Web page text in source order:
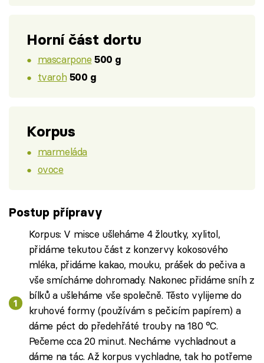
Horní část dortu
mascarpone 500 g
tvaroh 500 g
Korpus
marmeláda
ovoce
Postup přípravy
Korpus: V misce ušleháme 4 žloutky, xylitol,
přidáme tekutou část z konzervy kokosového
mléka, přidáme kakao, mouku, prášek do pečiva a
vše smícháme dohromady. Nakonec přidáme sníh z
bílků a ušleháme vše společně. Těsto vylijeme do
kruhové formy (používám s pečicím papírem) a
dáme péct do předehřáté trouby na 180 °C.
Pečeme cca 20 minut. Necháme vychladnout a
dáme na tác. Až korpus vychladne, tak ho potřeme